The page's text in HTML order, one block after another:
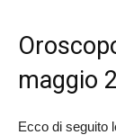
maggio
Ecco di seguito